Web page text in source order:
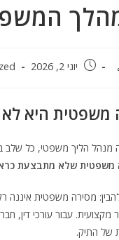
יוני 2, 2026
משפטית היא
הליך משפטי, כל שלב
משפטית שלא מתבצעת
מסירה משפטית איננה
מקצועית. עבור עורכי דין,
של התיק.